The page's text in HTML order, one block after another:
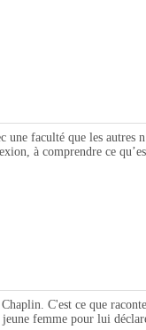
faculté que les
à comprendre ce
C'est ce que
femme pour lui